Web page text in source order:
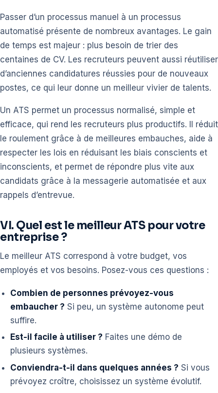
Passer d’un processus manuel à un processus
automatisé présente de nombreux avantages. Le gain
de temps est majeur : plus besoin de trier des
centaines de CV. Les recruteurs peuvent aussi réutiliser
d’anciennes candidatures réussies pour de nouveaux
postes, ce qui leur donne un meilleur vivier de talents.
Un ATS permet un processus normalisé, simple et
efficace, qui rend les recruteurs plus productifs. Il réduit
le roulement grâce à de meilleures embauches, aide à
respecter les lois en réduisant les biais conscients et
inconscients, et permet de répondre plus vite aux
candidats grâce à la messagerie automatisée et aux
rappels d’entrevue.
VI. Quel est le meilleur ATS pour votre
entreprise ?
Le meilleur ATS correspond à votre budget, vos
employés et vos besoins. Posez-vous ces questions :
Combien de personnes prévoyez-vous
embaucher ? Si peu, un système autonome peut
suffire.
Est-il facile à utiliser ? Faites une démo de
plusieurs systèmes.
Conviendra-t-il dans quelques années ? Si vous
prévoyez croître, choisissez un système évolutif.